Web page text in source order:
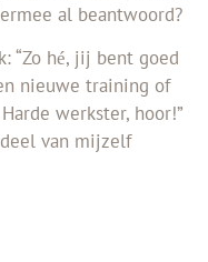
al beantwoord?
“Zo hé, jij bent goed
nieuwe training of
werkster, hoor!”
van mijzelf